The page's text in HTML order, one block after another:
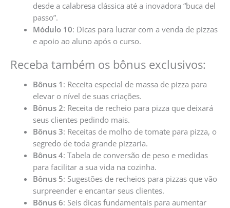
desde a calabresa clássica até a inovadora “buca del
passo”.
Módulo 10: Dicas para lucrar com a venda de pizzas
e apoio ao aluno após o curso.
Receba também os bônus exclusivos:
Bônus 1 : Receita especial de massa de pizza para
elevar o nível de suas criações.
Bônus 2: Receita de recheio para pizza que deixará
seus clientes pedindo mais.
Bônus 3: Receitas de molho de tomate para pizza, o
segredo de toda grande pizzaria.
Bônus 4: Tabela de conversão de peso e medidas
para facilitar a sua vida na cozinha.
Bônus 5: Sugestões de recheios para pizzas que vão
surpreender e encantar seus clientes.
Bônus 6: Seis dicas fundamentais para aumentar